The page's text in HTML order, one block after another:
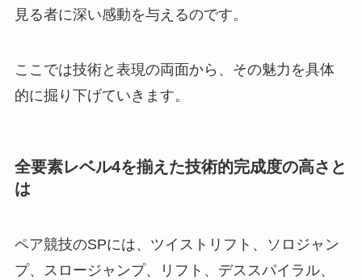
見る者に深い感動を与えるのです。
ここでは技術と表現の両面から、その魅力を具体
的に掘り下げていきます。
全要素レベル4を揃えた技術的完成度の高さと
は
ペア競技のSPには、ツイストリフト、ソロジャン
プ、スロージャンプ、リフト、デススパイラル、